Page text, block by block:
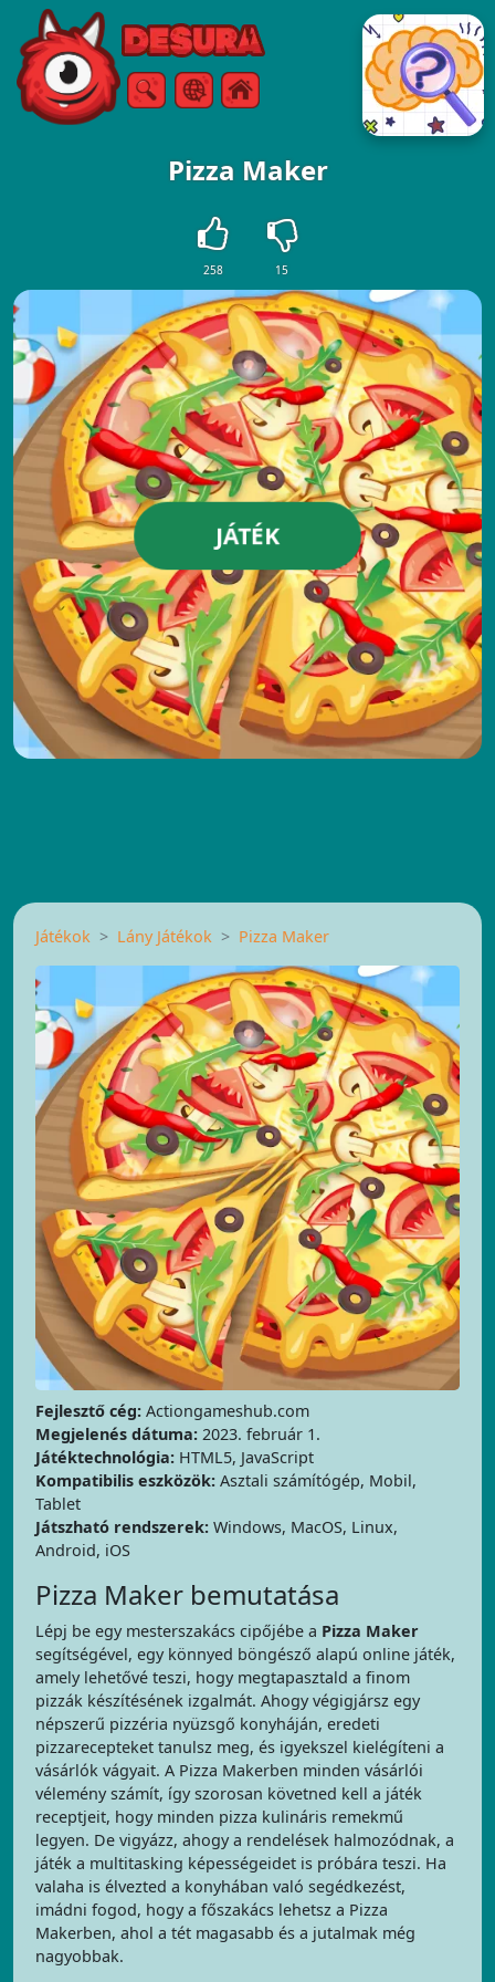
Free Online Games
KeresésMenü
Pizza Maker
258 15
JÁTÉK
Játékok Lány Játékok Pizza Maker
Fejlesztő cég: Actiongameshub.com
Megjelenés dátuma: 2023. február 1.
Játéktechnológia: HTML5, JavaScript
Kompatibilis eszközök: Asztali számítógép, Mobil,
Tablet
Játszható rendszerek: Windows, MacOS, Linux,
Android, iOS
Pizza Maker bemutatása
Lépj be egy mesterszakács cipőjébe a Pizza Maker
segítségével, egy könnyed böngésző alapú online játék,
amely lehetővé teszi, hogy megtapasztald a finom
pizzák készítésének izgalmát. Ahogy végigjársz egy
népszerű pizzéria nyüzsgő konyháján, eredeti
pizzarecepteket tanulsz meg, és igyekszel kielégíteni a
vásárlók vágyait. A Pizza Makerben minden vásárlói
vélemény számít, így szorosan követned kell a játék
receptjeit, hogy minden pizza kulináris remekmű
legyen. De vigyázz, ahogy a rendelések halmozódnak, a
játék a multitasking képességeidet is próbára teszi. Ha
valaha is élvezted a konyhában való segédkezést,
imádni fogod, hogy a főszakács lehetsz a Pizza
Makerben, ahol a tét magasabb és a jutalmak még
nagyobbak.